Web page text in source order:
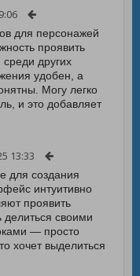
для персонажей
проявить
среди других
удобен, а
Могу легко
и это добавляет
13:33
для создания
интуитивно
проявить
делиться своими
— просто
хочет выделиться